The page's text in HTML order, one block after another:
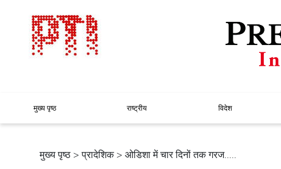
मुख्य पृष्ठ राष्ट्रीय विदेश
मुख्य पृष्ठ >प्रादेशिक> ओडिशा में चार दिनों तक गरज.....